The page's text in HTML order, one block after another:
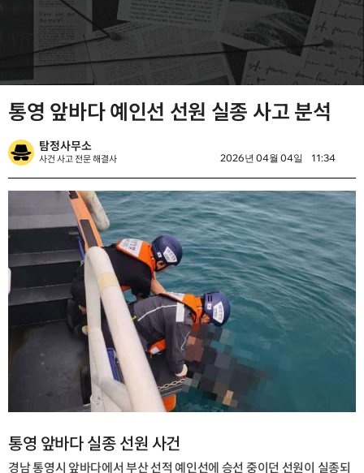
통영 앞바다 예인선 선원 실종 사고 분석
탐정사무소
사건 사고 전문 해결사 2026년 04월 04일 11:34
통영 앞바다 실종 선원 사건
경남 통영시 앞바다에서 부산 선적 예인선에 승선 중이던 선원이 실종되